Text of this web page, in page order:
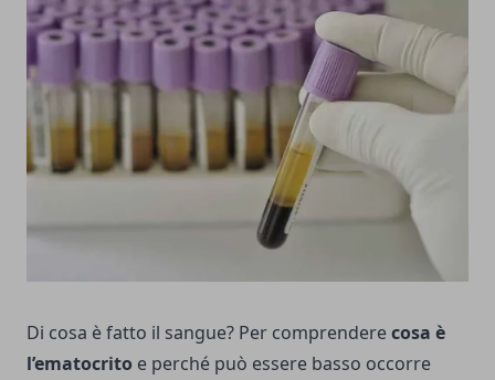
Di cosa è fatto il sangue? Per comprenderecosa è
l’ematocrito e perché può essere basso occorre